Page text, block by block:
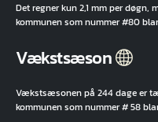
Det regner kun 2,1 mm per døgn,
kommunen som nummer #80
Vækstsæson
Vækstsæsonen på 244 dage er
kommunen som nummer # 58